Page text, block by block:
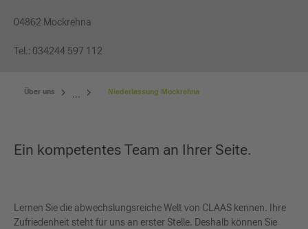
04862 Mockrehna
Tel.: 034244 597 112
Über uns ... Niederlassung Mockrehna
Ein kompetentes Team an Ihrer Seite.
Lernen Sie die abwechslungsreiche Welt von CLAAS kennen. Ihre
Zufriedenheit steht für uns an erster Stelle. Deshalb können Sie